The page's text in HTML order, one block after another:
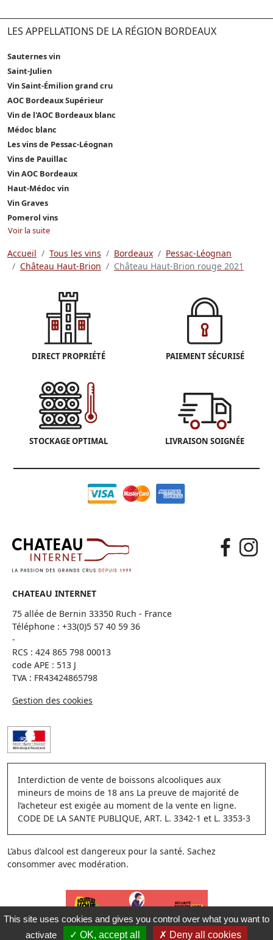
LES APPELLATIONS DE LA RÉGION BORDEAUX
Sauternes vin
Saint-Julien
Vin Saint-Émilion grand cru
AOC Bordeaux Supérieur
Vin de l'AOC Bordeaux blanc
Médoc blanc
Les vins de Pessac-Léognan
Vins de Pauillac
Vin AOC Bordeaux
Haut-Médoc vin
Vin Graves
Pomerol vins
Voir la suite
Accueil Tous les vins Bordeaux
Pessac-Léognan
Château Haut-Brion
Château Haut-Brion rouge 2021
DIRECT PROPRIÉTÉ PAIEMENT SÉCURISÉ
STOCKAGE OPTIMAL LIVRAISON SOIGNÉE
CHATEAU INTERNET
75 allée de Bernin 33350 Ruch - France
Téléphone : +33(0)5 57 40 59 36
-
RCS : 424 865 798 00013
code APE : 513 J
TVA : FR43424865798
Gestion des cookies
Interdiction de vente de boissons alcooliques aux
mineurs de moins de 18 ans La preuve de majorité de
l’acheteur est exigée au moment de la vente en ligne.
CODE DE LA SANTE PUBLIQUE, ART. L. 3342-1 et L. 3353-3
L’abus d’alcool est dangereux pour la santé. Sachez
consommer avec modération.
This site uses cookies and gives you control over what you want to
activate
OK, accept all Deny all cookies